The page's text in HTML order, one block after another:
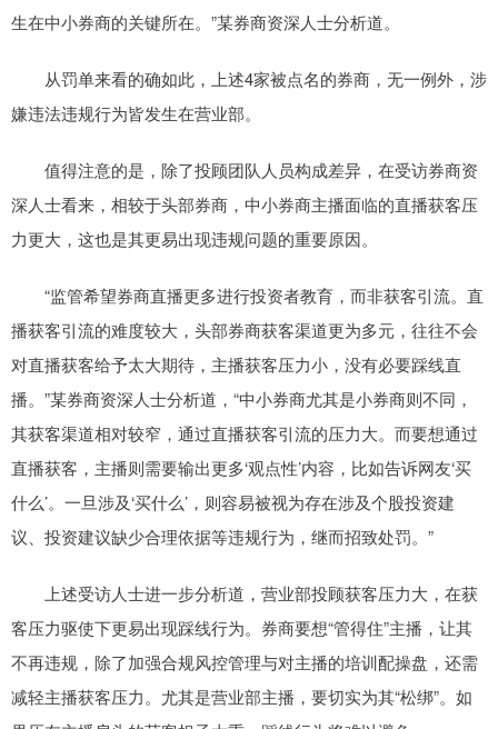
生在中小券商的关键所在。”某券商资深人士分析道。
从罚单来看的确如此，上述4家被点名的券商，无一例外，涉
嫌违法违规行为皆发生在营业部。
值得注意的是，除了投顾团队人员构成差异，在受访券商资
深人士看来，相较于头部券商，中小券商主播面临的直播获客压
力更大，这也是其更易出现违规问题的重要原因。
“监管希望券商直播更多进行投资者教育，而非获客引流。直
播获客引流的难度较大，头部券商获客渠道更为多元，往往不会
对直播获客给予太大期待，主播获客压力小，没有必要踩线直
播。”某券商资深人士分析道，“中小券商尤其是小券商则不同，
其获客渠道相对较窄，通过直播获客引流的压力大。而要想通过
直播获客，主播则需要输出更多‘观点性’内容，比如告诉网友‘买
什么’。一旦涉及‘买什么’，则容易被视为存在涉及个股投资建
议、投资建议缺少合理依据等违规行为，继而招致处罚。”
上述受访人士进一步分析道，营业部投顾获客压力大，在获
客压力驱使下更易出现踩线行为。券商要想“管得住”主播，让其
不再违规，除了加强合规风控管理与对主播的培训配操盘，还需
减轻主播获客压力。尤其是营业部主播，要切实为其“松绑”。如